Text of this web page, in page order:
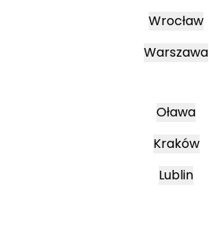
Wrocław
Warszawa
Oława
Kraków
Lublin